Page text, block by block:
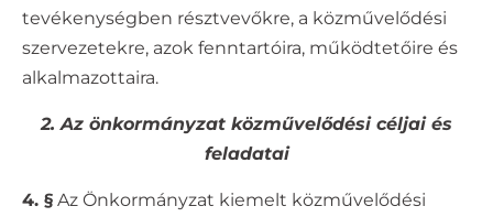
tevékenységben résztvevőkre, a közművelődési
szervezetekre, azok fenntartóira, működtetőire és
alkalmazottaira.
2. Az önkormányzat közművelődési céljai és
feladatai
4. § Az Önkormányzat kiemelt közművelődési